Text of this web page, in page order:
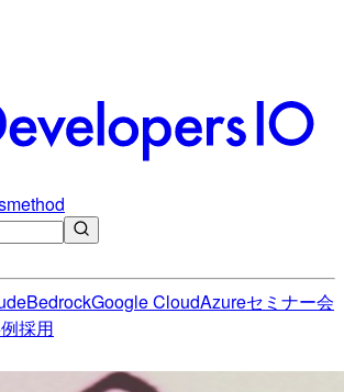
BedrockGoogle CloudAzureセミナー会
採用